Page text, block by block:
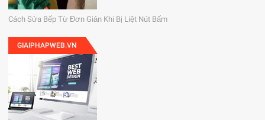
Cách Sửa Bếp Từ Đơn Giản Khi Bị Liệt Nút Bấm
GIAIPHAPWEB.VN